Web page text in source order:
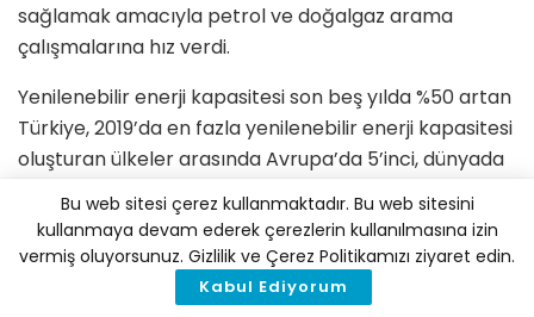
sağlamak amacıyla petrol ve doğalgaz arama
çalışmalarına hız verdi.
Yenilenebilir enerji kapasitesi son beş yılda %50 artan
Türkiye, 2019’da en fazla yenilenebilir enerji kapasitesi
oluşturan ülkeler arasında Avrupa’da 5’inci, dünyada
ise 15’inci sırada yer aldı. Yenilenebilir enerji
kaynaklarının elektrik üretimindeki payı 2019’da %44
seviyesinde gerçekleşti.
Gerçekleştirilen yenilenebilir enerji ihaleleri,
Bu web sitesi çerez kullanmaktadır. Bu web sitesini
kullanmaya devam ederek çerezlerin kullanılmasına izin
vermiş oluyorsunuz. Gizlilik ve Çerez Politikamızı ziyaret edin.
Kabul Ediyorum